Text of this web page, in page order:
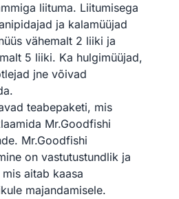
liituma. Liitumisega
ja kalamüüjad
vähemalt 2 liiki ja
5 liiki. Ka hulgimüüjad,
jne võivad
teabepaketi, mis
Mr.Goodfishi
Mr.Goodfishi
on vastutustundlik ja
aitab kaasa
majandamisele.